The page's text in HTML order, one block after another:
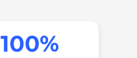
100%